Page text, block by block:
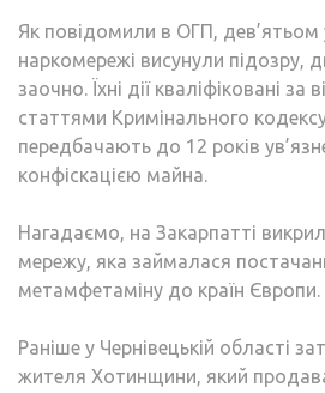
Як повідомили в ОГП, дев’ятьом
наркомережі висунули підозру,
заочно. Їхні дії кваліфіковані за
статтями Кримінального кодексу
передбачають до 12 років
конфіскацією майна.
Нагадаємо, на Закарпатті
мережу, яка займалася
метамфетаміну до країн Європи.
Раніше у Чернівецькій області
жителя Хотинщини, який